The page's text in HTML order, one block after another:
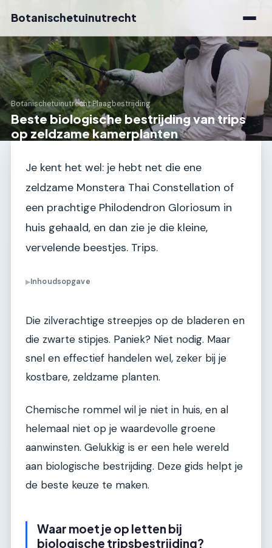
Botanischetuinutrecht
Botanischetuinutrecht›Plaagbestrijding
Beste biologische bestrijding van trips
op zeldzame kamerplanten
Je kent het wel: je hebt net die ene
zeldzame Monstera Thai Constellation of
een prachtige Philodendron Gloriosum in
huis gehaald, en dan zie je die kleine,
vervelende beestjes. Trips.
▶Inhoudsopgave
Die zilverachtige streepjes op de bladeren en
die zwarte stipjes. Paniek? Niet nodig. Maar
snel en effectief handelen wel, zeker bij je
kostbare, zeldzame planten.
Chemische rommel wil je niet in huis, en al
helemaal niet op je waardevolle groene
aanwinsten. Gelukkig is er een hele wereld
aan biologische bestrijding. Deze gids helpt je
de beste keuze te maken.
Waar moet je op letten bij
biologische tripsbestrijding?